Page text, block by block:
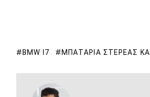
BMW I7 ΜΠΑΤΑΡΊΑ ΣΤΕΡΕΆΣ